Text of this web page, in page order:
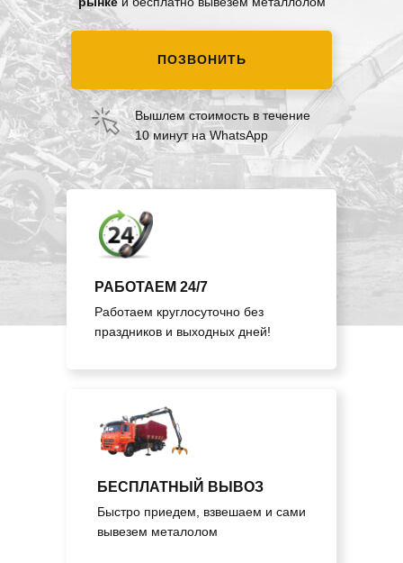
ПОЗВОНИТЬ
Вышлем стоимость в течение
10 минут на WhatsApp
БЕСПЛАТНЫЙ ВЫВОЗ
Быстро приедем, взвешаем и сами
вывезем металолом
РАБОТАЕМ 24/7
Работаем круглосуточно без
праздников и выходных дней!